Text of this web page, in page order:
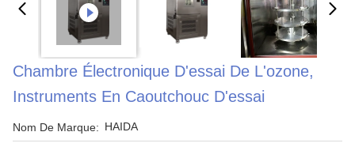
Chambre Électronique D'essai De L'ozone,
Instruments En Caoutchouc D'essai
Nom De Marque: HAIDA